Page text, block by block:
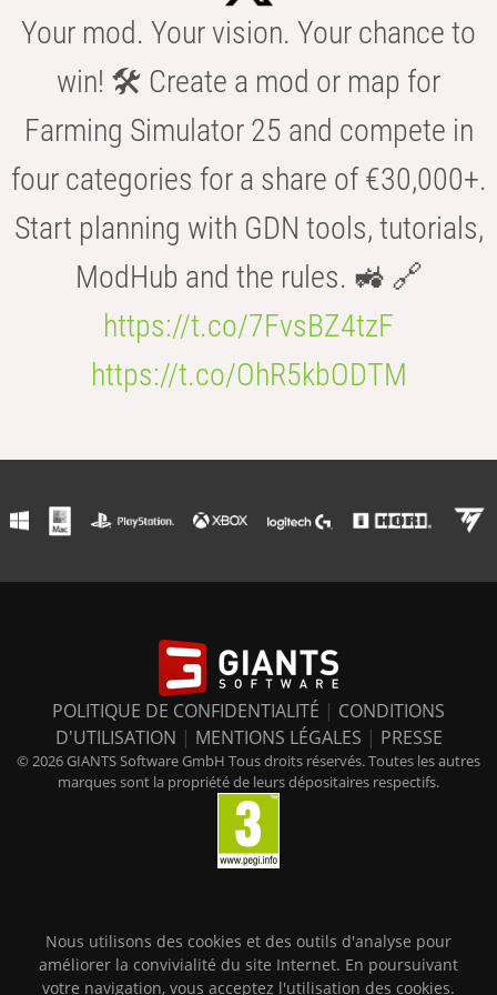
Your mod. Your vision. Your chance to
win! 🛠️ Create a mod or map for
Farming Simulator 25 and compete in
four categories for a share of €30,000+.
Start planning with GDN tools, tutorials,
ModHub and the rules. 🚜 🔗
https://t.co/7FvsBZ4tzF
https://t.co/OhR5kbODTM
POLITIQUE DE CONFIDENTIALITÉ | CONDITIONS
D'UTILISATION | MENTIONS LÉGALES | PRESSE
© 2026 GIANTS Software GmbH Tous droits réservés. Toutes les autres
marques sont la propriété de leurs dépositaires respectifs.
Nous utilisons des cookies et des outils d'analyse pour
améliorer la convivialité du site Internet. En poursuivant
votre navigation, vous acceptez l'utilisation des cookies.